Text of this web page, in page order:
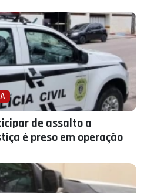
de assalto a
é preso em operação